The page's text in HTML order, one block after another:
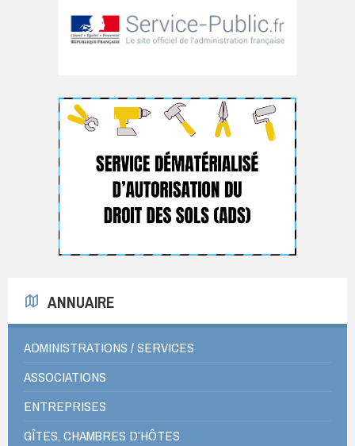
ANNUAIRE
ADMINISTRATIONS / SERVICES
ASSOCIATIONS
ENTREPRISES
GÎTES, CHAMBRES D’HÔTES